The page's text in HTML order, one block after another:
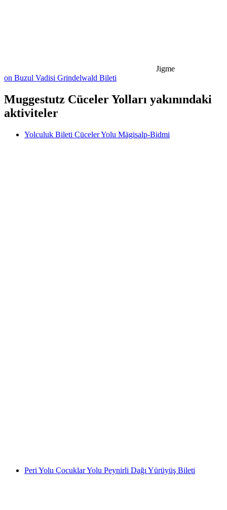
Jigme
on Buzul Vadisi Grindelwald Bileti
Muggestutz Cüceler Yolları yakınındaki
aktiviteler
Yolculuk Bileti Cüceler Yolu Mägisalp-Bidmi
Peri Yolu Çocuklar Yolu Peynirli Dağı Yürüyüş Bileti